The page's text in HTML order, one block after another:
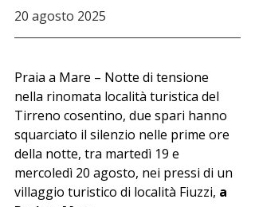
20 agosto 2025
Praia a Mare – Notte di tensione
nella rinomata località turistica del
Tirreno cosentino, due spari hanno
squarciato il silenzio nelle prime ore
della notte, tra martedì 19 e
mercoledì 20 agosto, nei pressi di un
villaggio turistico di località Fiuzzi, a